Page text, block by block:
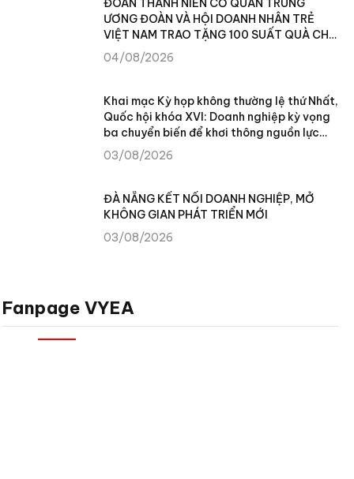
ĐOÀN THANH NIÊN CƠ QUAN TRUNG
ƯƠNG ĐOÀN VÀ HỘI DOANH NHÂN TRẺ
VIỆT NAM TRAO TẶNG 100 SUẤT QUÀ CHO
NHÂN DÂN XÃ TÙNG VÀI (TUYÊN QUANG)
04/08/2026
Khai mạc Kỳ họp không thường lệ thứ Nhất,
Quốc hội khóa XVI: Doanh nghiệp kỳ vọng
ba chuyển biến để khơi thông nguồn lực
phát triển
03/08/2026
ĐÀ NẴNG KẾT NỐI DOANH NGHIỆP, MỞ
KHÔNG GIAN PHÁT TRIỂN MỚI
03/08/2026
Fanpage VYEA